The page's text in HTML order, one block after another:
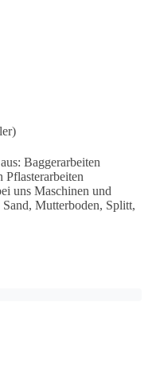
Baggerarbeiten
Pflasterarbeiten
uns Maschinen und
Mutterboden, Splitt,